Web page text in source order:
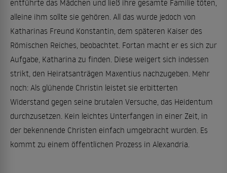
entführte das Mädchen und ließ ihre gesamte Familie töten,
alleine ihm sollte sie gehören. All das wurde jedoch von
Katharinas Freund Konstantin, dem späteren Kaiser des
Römischen Reiches, beobachtet. Fortan macht er es sich zur
Aufgabe, Katharina zu finden. Diese weigert sich indessen
strikt, den Heiratsanträgen Maxentius nachzugeben. Mehr
noch: Als glühende Christin leistet sie erbitterten
Widerstand gegen seine brutalen Versuche, das Heidentum
durchzusetzen. Kein leichtes Unterfangen in einer Zeit, in
der bekennende Christen einfach umgebracht wurden. Es
kommt zu einem öffentlichen Prozess in Alexandria.